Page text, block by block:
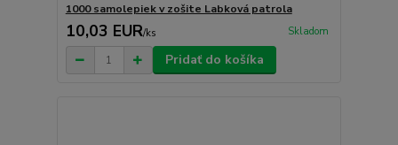
1000 samolepiek v zošite Labková patrola
10,03 EUR/ks Skladom
Pridať do košíka